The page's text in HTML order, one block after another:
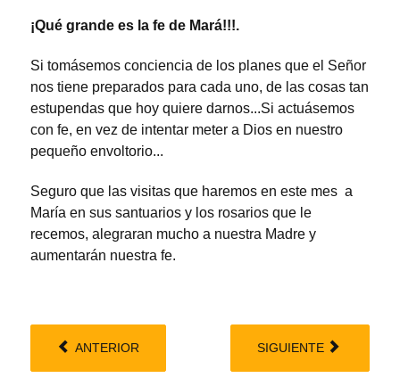
¡Qué grande es la fe de Mará!!!.
Si tomásemos conciencia de los planes que el Señor
nos tiene preparados para cada uno, de las cosas tan
estupendas que hoy quiere darnos...Si actuásemos
con fe, en vez de intentar meter a Dios en nuestro
pequeño envoltorio...
Seguro que las visitas que haremos en este mes a
María en sus santuarios y los rosarios que le
recemos, alegraran mucho a nuestra Madre y
aumentarán nuestra fe.
ANTERIOR SIGUIENTE